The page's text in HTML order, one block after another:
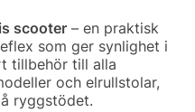
scooter – en praktisk
som ger synlighet i
tillbehör till alla
och elrullstolar,
ryggstödet.